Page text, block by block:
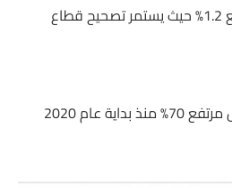
مؤشر ناسداك المركب تراجع 1.2% حيث يستمر تصحيح قطاع
عام 2020